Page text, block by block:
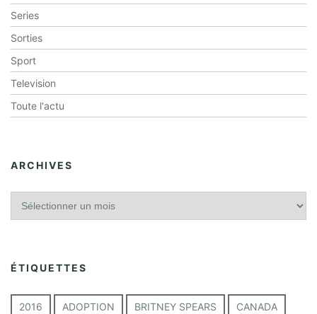
Series
Sorties
Sport
Television
Toute l'actu
ARCHIVES
v
ÉTIQUETTES
2016 ADOPTION BRITNEY SPEARS CANADA